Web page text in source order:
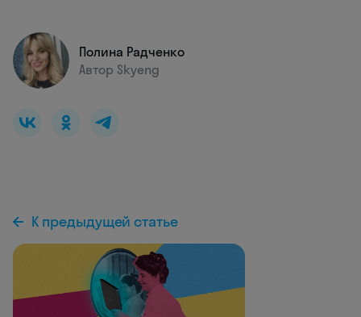
Полина Радченко
Автор Skyeng
К предыдущей статье